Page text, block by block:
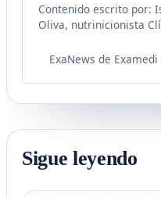
Contenido escrito por:
Oliva, nutrinicionista
parte de La Consulta
Examedi, donde
confiables para
de cientos de personas.
Escríbenos
ExaNews de Examedi
Sigue leyendo